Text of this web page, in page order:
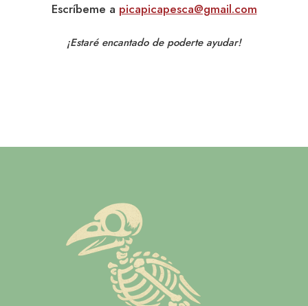
Escríbeme a picapicapesca@gmail.com
¡Estaré encantado de poderte ayudar!